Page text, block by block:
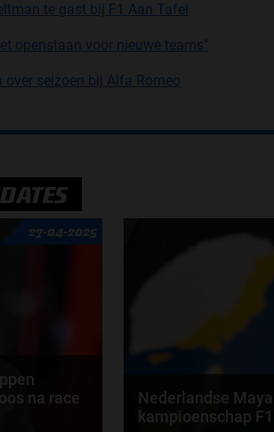
te gast bij F1 Aan Tafel
openstaan voor nieuwe teams"
seizoen bij Alfa Romeo
27-04-2025
na race
Nederlandse
kampioenschap